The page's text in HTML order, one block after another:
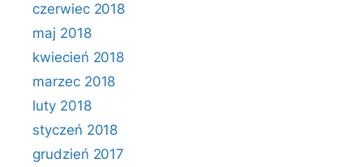
czerwiec 2018
maj 2018
kwiecień 2018
marzec 2018
luty 2018
styczeń 2018
grudzień 2017